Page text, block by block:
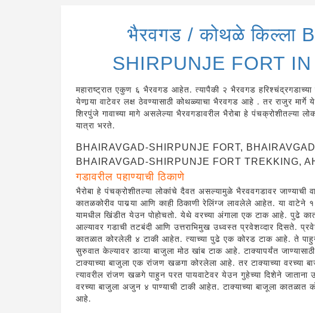
भैरवगड / कोथळे किल्ला
SHIRPUNJE FORT
महाराष्ट्रात एकुण ६ भैरवगड आहेत. त्यापैकी २ भैरवगड हरिश्चंद्रगडाच्या
येणार्‍या वाटेवर लक्ष ठेवण्यासाठी कोथळ्याचा भैरवगड आहे . तर राजुर मार्गे
शिरपुंजे गावाच्या मागे असलेल्या भैरवगडावरील भैरोबा हे पंचक्रोशीतल्या
यात्रा भरते.
BHAIRAVGAD-SHIRPUNJE FORT,
BHAIRAVGAD-SHIRPUNJE FORT TREKKING,
गडावरील पहाण्याची ठिकाणे
भैरोबा हे पंचक्रोशीतल्या लोकांचे दैवत असल्यामुळे भैरववगडावर
कातळकोरीव पायर्‍या आणि काही ठिकाणी रेलिंग्ज लावलेले आहेत. या
यामधील खिंडीत येउन पोहोचतो. येथे वरच्या अंगाला एक टाक आहे. पुढे
आल्यावर गडाची तटबंदी आणि उत्तराभिमुख उध्वस्त प्रवेशव्दार दिसते.
कातळात कोरलेली ४ टाकी आहेत. त्याच्या पुढे एक कोरड टाक आहे. ते
सुरुवात केल्यावर डाव्या बाजुला मोठ खांब टाक आहे. टाक्यापर्यंत
टाक्याच्या बाजुला एक रांजण खळगा कोरलेला आहे. तर टाक्याच्या
त्यावरील रांजण खळगे पाहुन परत पायवाटेवर येउन गुहेच्या दिशेने जाताना
वरच्या बाजुला अजुन ४ पाण्याची टाकी आहेत. टाक्याच्या बाजूला
आहे.